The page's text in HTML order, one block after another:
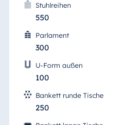
Stuhlreihen
550
Parlament
300
U-Form außen
100
Bankett runde Tische
250